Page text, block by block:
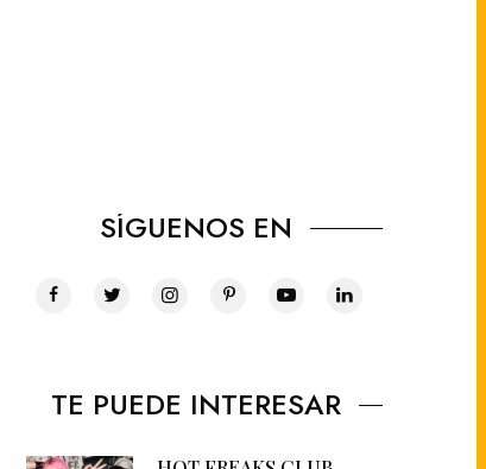
SÍGUENOS EN
TE PUEDE INTERESAR